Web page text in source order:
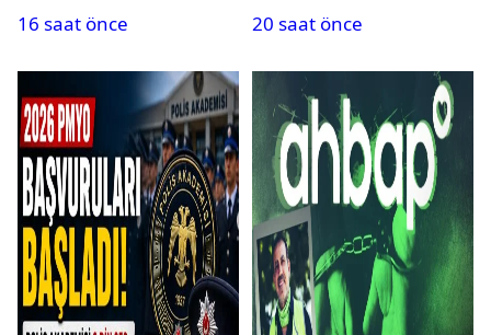
16 saat önce
20 saat önce